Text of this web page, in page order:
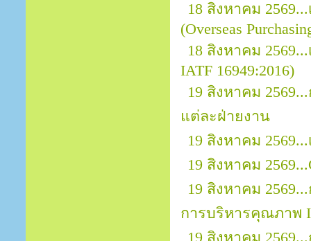
18 สิงหาคม
(Overseas
18 สิงหาคม
IATF 16949:2016)
19 สิงหาคม
แต่ละฝ่ายงาน
19 สิงหาคม
19 สิงหาคม
19 สิงหาคม
การบริหารคุณภาพ
19 สิงหาคม